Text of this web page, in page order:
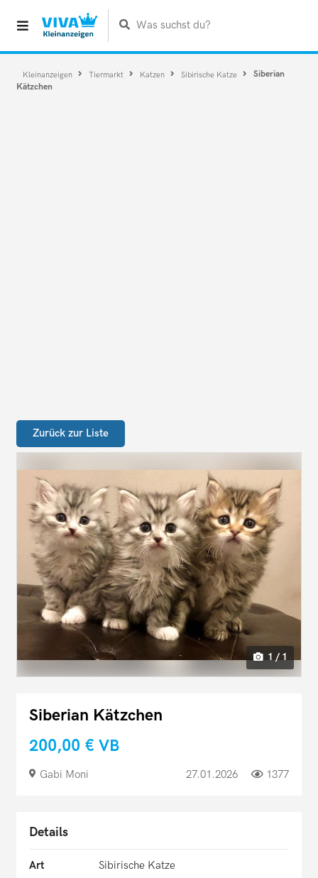
Was suchst du?
Kleinanzeigen Tiermarkt Katzen Sibirische Katze
Siberian
Kätzchen
Zurück zur Liste
1 / 1
Siberian Kätzchen
200,00 € VB
Gabi Moni 27.01.2026 1377
Details
Art
Sibirische Katze